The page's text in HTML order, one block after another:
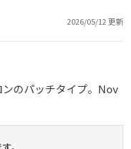
2026/05/12 更新
のパッチタイプ。Nov